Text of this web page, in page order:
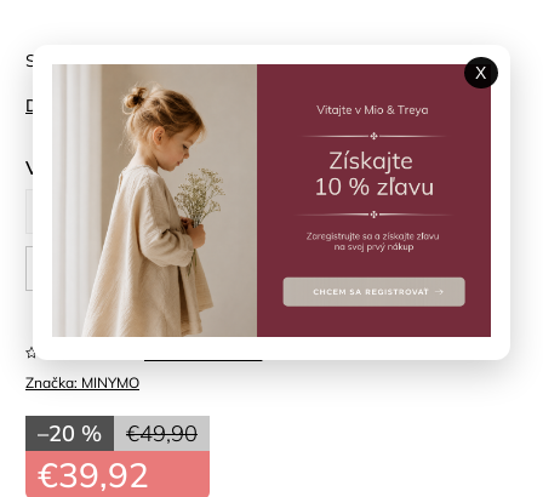
Sukňa Woodrose Minymo
Detailné informácie
Veľkosť
104 cm 110 cm 116 cm
122 cm 128 cm
Značka: MINYMO
€49,90
–20 %
€39,92
X